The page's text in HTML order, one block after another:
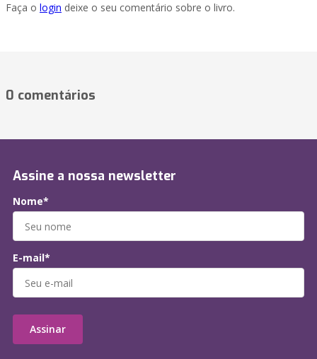
Faça o login deixe o seu comentário sobre o livro.
0 comentários
Assine a nossa newsletter
Nome*
E-mail*
Assinar